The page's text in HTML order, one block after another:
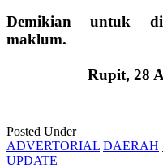
Demikian untuk
maklum.
Rupit, 28
Posted Under
ADVERTORIAL DAERAH
UPDATE